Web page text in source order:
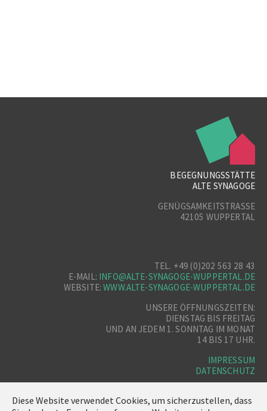
Diese Website verwendet Cookies, um sicherzustellen, dass
BEGEGNUNGSSTÄTTE
ALTE SYNAGOGE
GENÜGSAMKEITSTRASSE
42105 WUPPERTAL
TEL. +49 (0)202 563 28 43
E-MAIL: INFO@ALTE-SYNAGOGE-WUPPERTAL.DE
WEBSITE:WWW.ALTE-SYNAGOGE-WUPPERTAL.DE
UNSERE ÖFFNUNGSZEITEN:
DIENSTAG BIS FREITAG
UND AN JEDEM 1. SONNTAG IM MONAT
14 BIS 17 UHR.
IMPRESSUM
DATENSCHUTZ